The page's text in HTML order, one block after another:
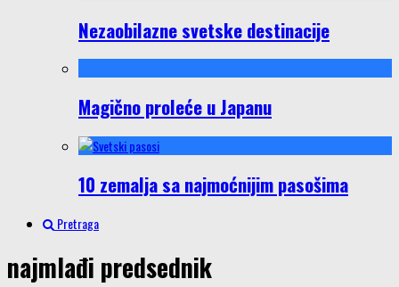
Nezaobilazne svetske destinacije
Magično proleće u Japanu
10 zemalja sa najmoćnijim pasošima
Pretraga
najmlađi predsednik